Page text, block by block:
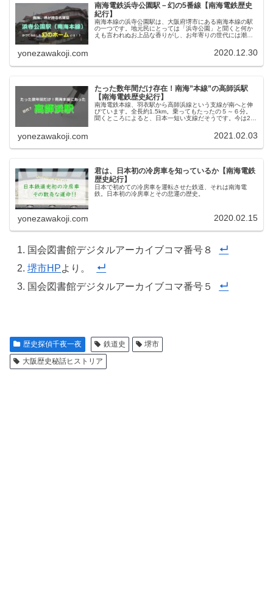
南海電鉄浜寺公園駅－幻の5番線【南海電鉄歴史
紀行】
南海本線の浜寺公園駅は、大阪府堺市にある南海本線の駅
の一つです。地元民にとっては「浜寺公園」と聞くと何か
えも言われぬお上品な香りがし、お年寄りの世代には潮の
yonezawakoji.com 2020.12.30
たった数年間だけ存在！南海”本線”の高師浜駅
【南海電鉄歴史紀行】
南海電鉄本線、羽衣駅から高師浜線という支線が南へと伸
びています。全長約1.5km。乗ってもたったの５～６分。
聞くところによると、日本一短い支線だそうです。今は2両
yonezawakoji.com 2021.02.03
君は、日本初の冷房車を知っているか【南海電鉄
歴史紀行】
日本で初めての冷房車を運転させた鉄道、それは南海電
鉄。日本初の冷房車とその悲運の歴史。
yonezawakoji.com 2020.02.15
国会図書館デジタルアーカイブコマ番号８
堺市HPより。
国会図書館デジタルアーカイブコマ番号５
歴史探偵千夜一夜 鉄道史
堺市
大阪歴史秘話ヒストリア